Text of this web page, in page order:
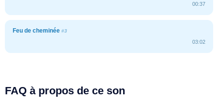
00:37
Feu de cheminée #3
03:02
FAQ à propos de ce son